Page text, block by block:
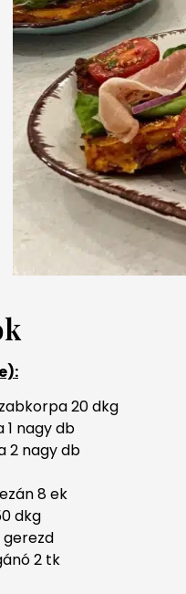
20 dkg
1 nagy db
2 nagy db
8 ek
dkg
gerezd
2 tk